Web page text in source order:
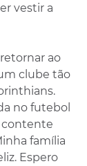
vestir a
ao
clube tão
no futebol
família
Espero